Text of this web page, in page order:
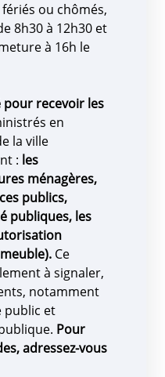
ou chômés,
8h30 à 12h30 et
à 16h le
recevoir les
en
la ville
: les
ménagères,
publics,
publiques, les
Ce
à signaler,
notamment
public et
Pour
adressez-vous